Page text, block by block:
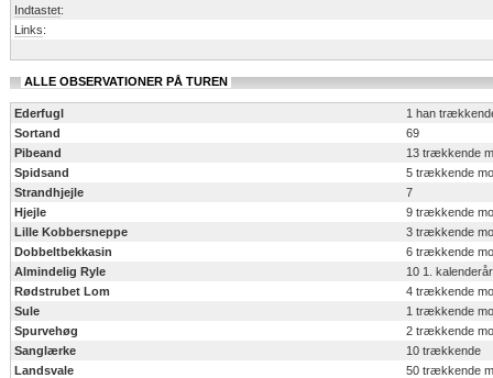
Indtastet:
Links:
ALLE OBSERVATIONER PÅ TUREN
Ederfugl
1 han
Sortand
69
Pibeand
13 trækkende
Spidsand
5 trækkende
Strandhjejle
7
Hjejle
9 trækkende
Lille Kobbersneppe
3 trækkende
Dobbeltbekkasin
6 trækkende
Almindelig Ryle
10 1.
Rødstrubet Lom
4 trækkende
Sule
1 trækkende
Spurvehøg
2 trækkende
Sanglærke
10 trækkende
Landsvale
50 trækkende